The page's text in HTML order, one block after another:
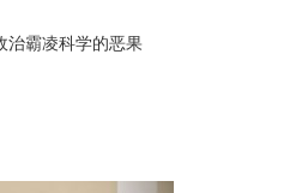
治霸凌科学的恶果